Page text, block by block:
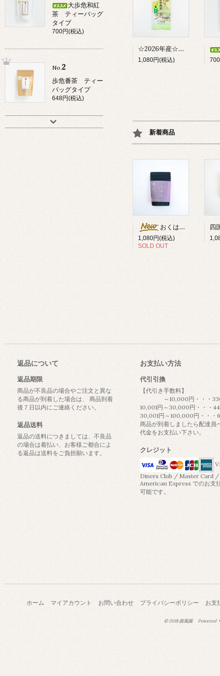
☆2026年産☆ 渓谷の茶 大歩危茶 「薫ーかおりー」
1,080円(税込)
新着商品
おくはるか烏龍
1,080円(税込)
SOLD OUT
大歩危和紅
茶 ティーバッグ
タイプ
700円(税込)
No.2
歩危番茶 ティー
バッグタイプ
648円(税込)
返品について
返品期限
商品が不良品の場合やご注文と異な
る商品が到着した場合は、 商品到着
後７日以内にご連絡ください。
返品送料
返品の送料につきましては、不良品
の場合は着払い、お客様ご都合によ
る返品は送料をご負担願います。
お支払い方法
代引引換
【代引き手数料】
～10,000円・・・
10,001円～30,000円・・・
30,001円～100,000円・・・
商品が到着しましたら配達員
代金をお支払い下さい。
クレジット
Diners Club / Master Card /
American Express でのお支
可能です。
ホーム マイアカウント お問い合わせ プライバシーポリシー お支
© 2018 曲風園 Powered